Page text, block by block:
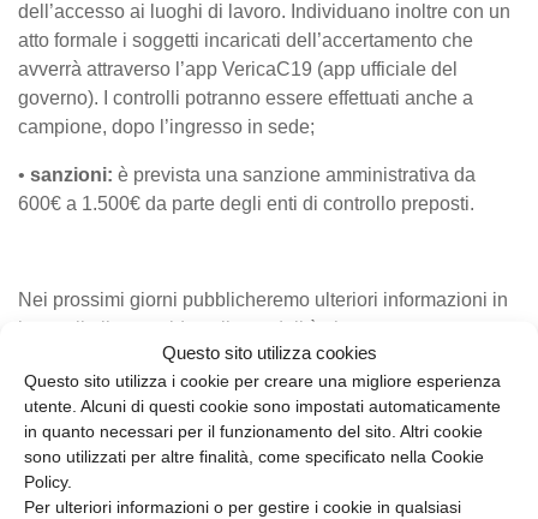
Questo sito utilizza cookies
Questo sito utilizza i cookie per creare una migliore esperienza
utente. Alcuni di questi cookie sono impostati automaticamente
in quanto necessari per il funzionamento del sito. Altri cookie
sono utilizzati per altre finalità, come specificato nella Cookie
Policy.
Per ulteriori informazioni o per gestire i cookie in qualsiasi
dell’accesso ai luoghi di lavoro. Individuano inoltre con un
atto formale i soggetti incaricati dell’accertamento che
avverrà attraverso l’app VericaC19 (app ufficiale del
governo). I controlli potranno essere effettuati anche a
campione, dopo l’ingresso in sede;
• sanzioni: è prevista una sanzione amministrativa da
600€ a 1.500€ da parte degli enti di controllo preposti.
Nei prossimi giorni pubblicheremo ulteriori informazioni in
base alle linee guida sulle modalità che verranno
Hai bisogno di sapere quanto è protetta la